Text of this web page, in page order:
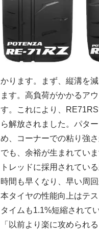
かります。まず、縦溝を
ます。高負荷がかかるア
す。これにより、
ら解放されました。パタ
め、コーナーでの粘り強
でも、余裕が生まれていま
トレッドに採用されてい
時間も早くなり、早い周
本タイヤの性能向上はテ
タイムも1.1%短縮されて
「以前より楽に攻められ